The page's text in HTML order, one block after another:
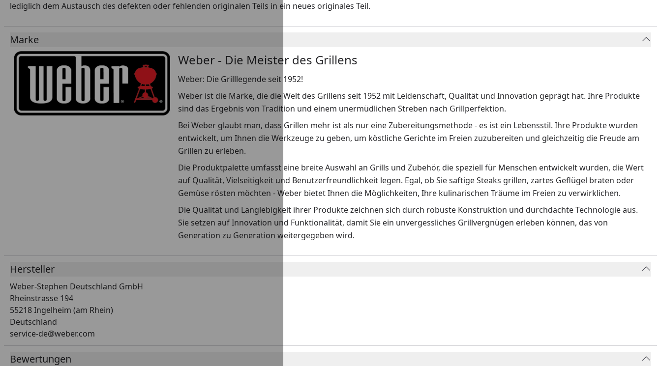
lediglich dem Austausch des defekten oder fehlenden originalen Teils in ein neues originales Teil.
Marke
Weber - Die Meister des Grillens
Weber: Die Grilllegende seit 1952!
Weber ist die Marke, die die Welt des Grillens seit 1952 mit Leidenschaft, Qualität und Innovation geprägt hat. Ihre Produkte
sind das Ergebnis von Tradition und einem unermüdlichen Streben nach Grillperfektion.
Bei Weber glaubt man, dass Grillen mehr ist als nur eine Zubereitungsmethode - es ist ein Lebensstil. Ihre Produkte wurden
entwickelt, um Ihnen die Werkzeuge zu geben, um köstliche Gerichte im Freien zuzubereiten und gleichzeitig die Freude am
Grillen zu erleben.
Die Produktpalette umfasst eine breite Auswahl an Grills und Zubehör, die speziell für Menschen entwickelt wurden, die Wert
auf Qualität, Vielseitigkeit und Benutzerfreundlichkeit legen. Egal, ob Sie saftige Steaks grillen, zartes Geflügel braten oder
Gemüse rösten möchten - Weber bietet Ihnen die Möglichkeiten, Ihre kulinarischen Träume im Freien zu verwirklichen.
Die Qualität und Langlebigkeit ihrer Produkte zeichnen sich durch robuste Konstruktion und durchdachte Technologie aus.
Sie setzen auf Innovation und Funktionalität, damit Sie ein unvergessliches Grillvergnügen erleben können, das von
Generation zu Generation weitergegeben wird.
Hersteller
Weber-Stephen Deutschland GmbH
Rheinstrasse 194
55218 Ingelheim (am Rhein)
Deutschland
service-de@weber.com
Bewertungen